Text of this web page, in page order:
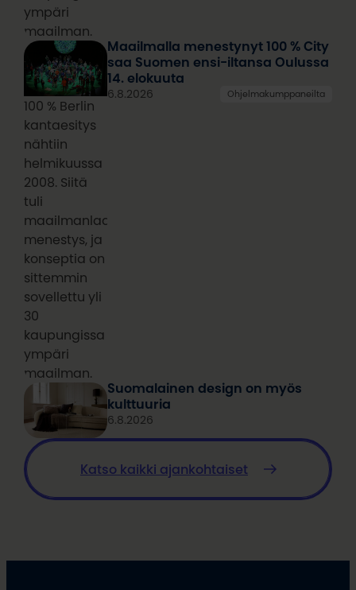
ympäri
maailman.
100 % Berlin
kantaesitys
nähtiin
helmikuussa
2008. Siitä
tuli
maailmanlaajuinen
menestys, ja
konseptia on
sittemmin
sovellettu yli
30
kaupungissa
ympäri
maailman.
Maailmalla menestynyt 100 % City
saa Suomen ensi-iltansa Oulussa
14. elokuuta
6.8.2026 Ohjelmakumppaneilta
Suomalainen design on myös
kulttuuria
6.8.2026
Katso kaikki ajankohtaiset